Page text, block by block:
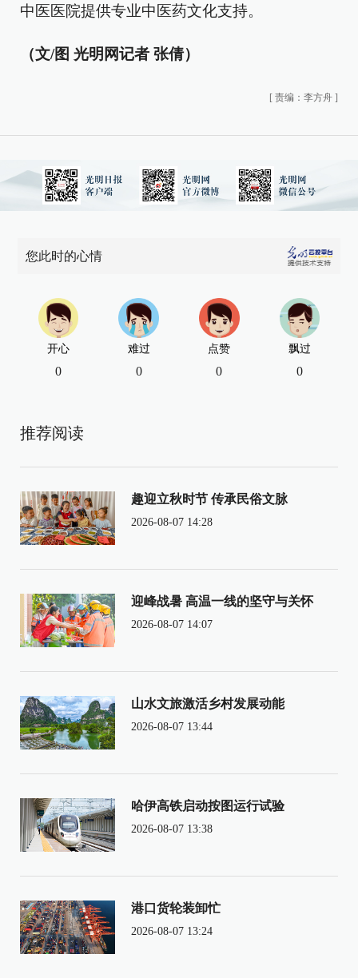
中医医院提供专业中医药文化支持。
（文/图 光明网记者 张倩）
[ 责编：李方舟 ]
您此时的心情
开心
0
难过
0
点赞
0
飘过
0
推荐阅读
趣迎立秋时节 传承民俗文脉
2026-08-07 14:28
迎峰战暑 高温一线的坚守与关怀
2026-08-07 14:07
山水文旅激活乡村发展动能
2026-08-07 13:44
哈伊高铁启动按图运行试验
2026-08-07 13:38
港口货轮装卸忙
2026-08-07 13:24